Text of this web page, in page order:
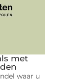
met
waar u